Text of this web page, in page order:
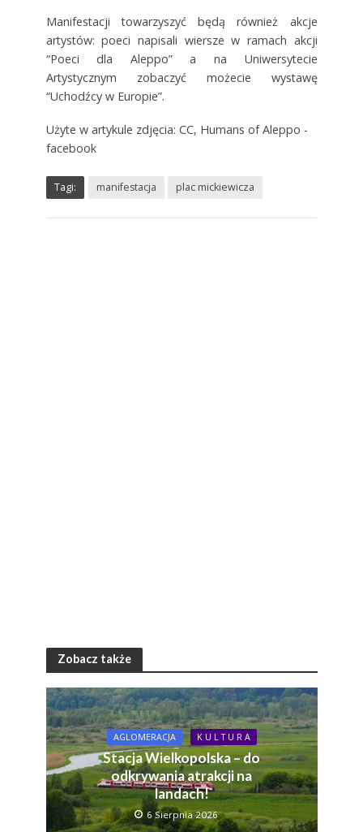
Manifestacji towarzyszyć będą również akcje
artystów: poeci napisali wiersze w ramach akcji
“Poeci dla Aleppo” a na Uniwersytecie
Artystycznym zobaczyć możecie wystawę
“Uchodźcy w Europie”.
Użyte w artykule zdjęcia: CC, Humans of Aleppo -
facebook
Tagi: manifestacja plac mickiewicza
Zobacz także
AGLOMERACJA K U L T U R A
Stacja Wielkopolska – do
odkrywania atrakcji na
landach!
6 Sierpnia 2026